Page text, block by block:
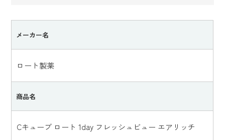
メーカー名
ロート製薬
商品名
Cキューブ ロート 1day フレッシュビュー エアリッチ